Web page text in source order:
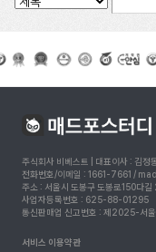
주식회사 비베스트 | 대표이사 : 김정
전화번호/이메일 : 1661-7661 /
주소 : 서울시 도봉구 도봉로150다
사업자등록번호 : 625-88-01295
통신판매업 신고번호 : 제2025-서
서비스 이용약관